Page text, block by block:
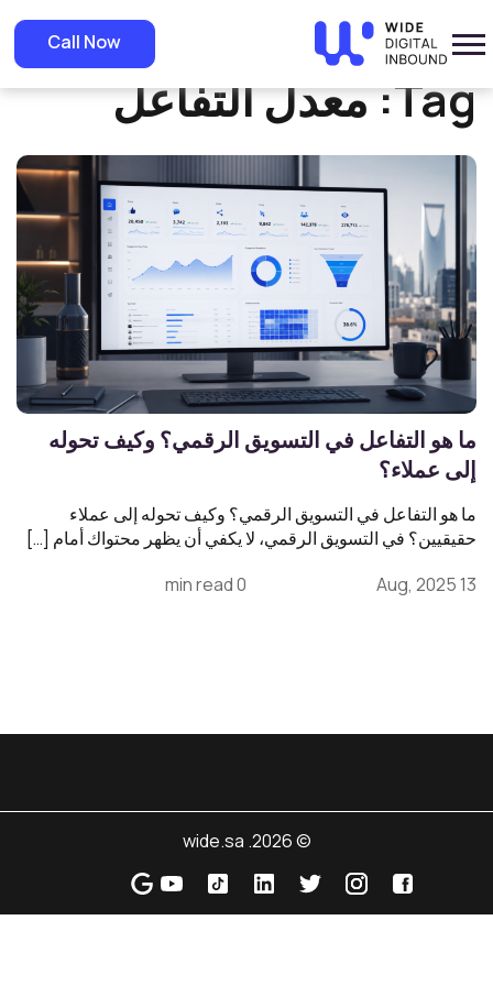
Call Now Home
» معدل التفاعل
Tag: معدل التفاعل
ما هو التفاعل في التسويق الرقمي؟ وكيف تحوله
إلى عملاء؟
ما هو التفاعل في التسويق الرقمي؟ وكيف تحوله إلى عملاء
حقيقيين؟ في التسويق الرقمي، لا يكفي أن يظهر محتواك أمام […]
13 Aug, 2025
0 min read
© 2026. wide.sa